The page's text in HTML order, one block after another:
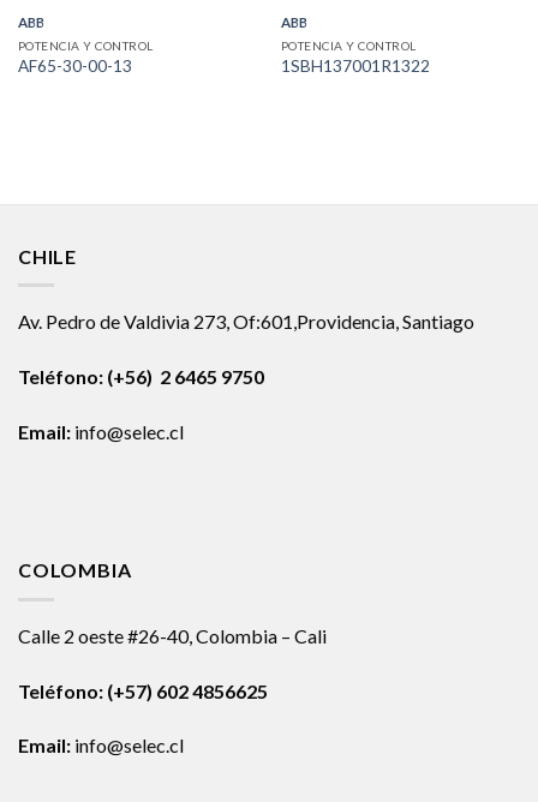
ABB
POTENCIA Y CONTROL
AF65-30-00-13
ABB
POTENCIA Y CONTROL
1SBH137001R1322
CHILE
Av. Pedro de Valdivia 273, Of:601,Providencia, Santiago
Teléfono: (+56) 2 6465 9750
Email: info@selec.cl
COLOMBIA
Calle 2 oeste #26-40, Colombia – Cali
Teléfono: (+57) 602 4856625
Email: info@selec.cl